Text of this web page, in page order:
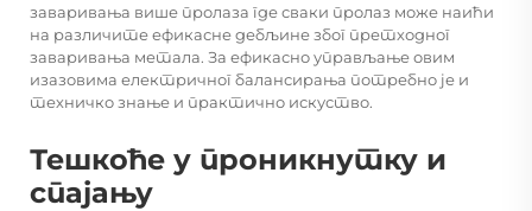
заваривања више пролаза где сваки пролаз може наићи
на различите ефикасне дебљине због претходног
заваривања метала. За ефикасно управљање овим
изазовима електричног балансирања потребно је и
техничко знање и практично искуство.
Тешкоће у проникнутку и
спајању